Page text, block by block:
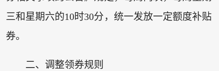
三和星期六的10时30分，统一发放一定额度补贴
券。
二、调整领券规则